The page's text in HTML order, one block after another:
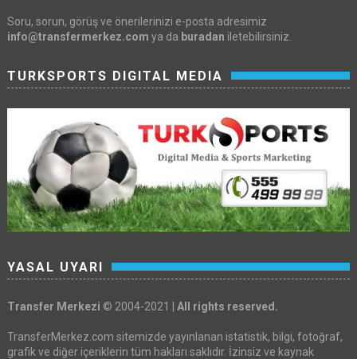
Soru, sorun, görüş ve önerilerinizi e-posta adresimiz
info@transfermerkez.com ya da buradan iletebilirsiniz.
TURKSPORTS DIGITAL MEDIA
YASAL UYARI
Transfer Merkezi © 2004-2021 | All rights reserved.
TransferMerkez.com sitemizde yayınlanan istatistik, bilgi, fotoğraf,
grafik ve diğer içeriklerin tüm hakları saklıdır. İzinsiz ve kaynak